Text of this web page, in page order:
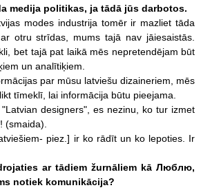
medija politikas, ja tādā jūs darbotos.
modes industrija tomēr ir mazliet tāda
otru strīdas, mums tajā nav jāiesaistās.
bet tajā pat laikā mēs nepretendējam būt
un analītiķiem.
par mūsu latviešu dizaineriem, mēs
tīmeklī, lai informācija būtu pieejama.
"Latvian designers", es nezinu, ko tur izmet
(smaida).
piez.] ir ko rādīt un ko lepoties. Ir
ar tādiem žurnāliem kā Люблю,
notiek komunikācija?